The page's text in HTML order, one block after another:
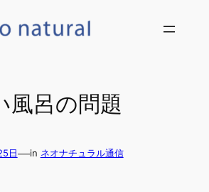
風呂の問題
日 —in ネオナチュラル通信